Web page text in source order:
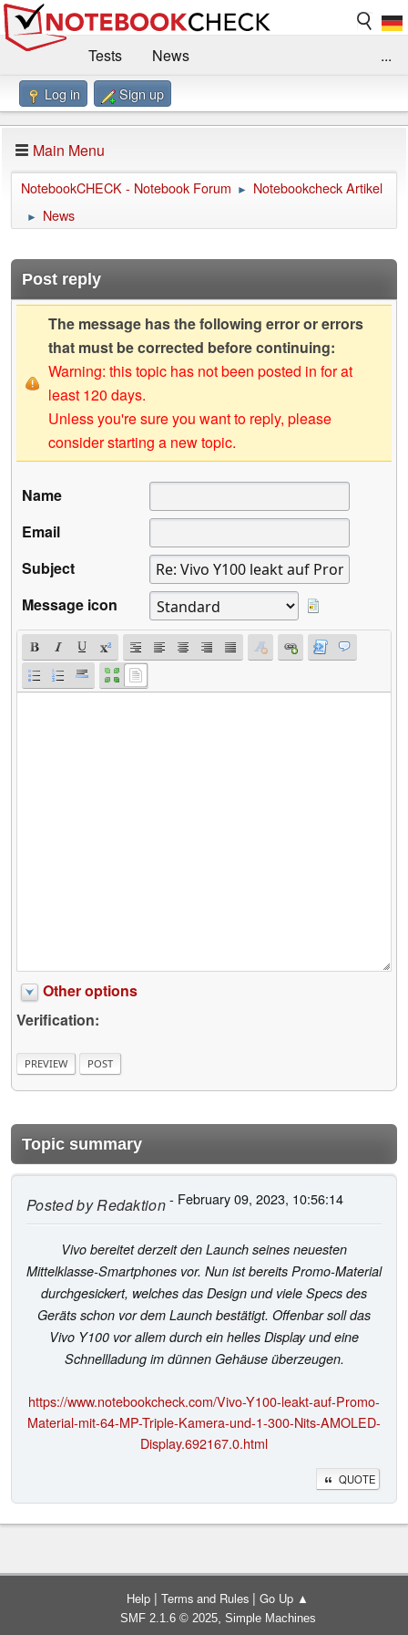
Tests
News
Benchmarks / Technik
Forum
Impressum
...
Log in Sign up
Main Menu
NotebookCHECK - Notebook Forum ► Notebookcheck Artikel
► News
Post reply
The message has the following error or errors
that must be corrected before continuing:
Warning: this topic has not been posted in for at
least 120 days.
Unless you're sure you want to reply, please
consider starting a new topic.
Name
Email
Subject
Message icon
Other options
Verification:
Topic summary
Posted byRedaktion- February 09, 2023, 10:56:14
Vivo bereitet derzeit den Launch seines neuesten
Mittelklasse-Smartphones vor. Nun ist bereits Promo-Material
durchgesickert, welches das Design und viele Specs des
Geräts schon vor dem Launch bestätigt. Offenbar soll das
Vivo Y100 vor allem durch ein helles Display und eine
Schnellladung im dünnen Gehäuse überzeugen.
https://www.notebookcheck.com/Vivo-Y100-leakt-auf-Promo-
Material-mit-64-MP-Triple-Kamera-und-1-300-Nits-AMOLED-
Display.692167.0.html
QUOTE
Help | Terms and Rules | Go Up ▲
SMF 2.1.6 © 2025, Simple Machines